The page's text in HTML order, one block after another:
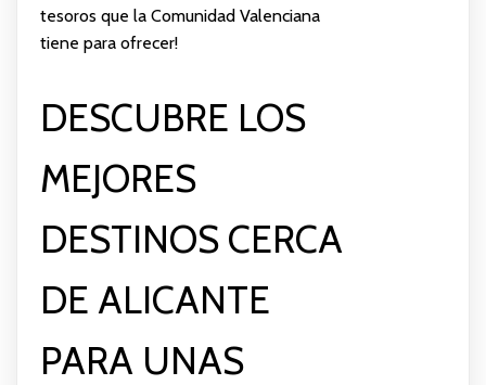
tesoros que la Comunidad Valenciana
tiene para ofrecer!
DESCUBRE LOS
MEJORES
DESTINOS CERCA
DE ALICANTE
PARA UNAS